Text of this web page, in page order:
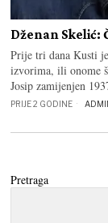
Dženan Skelić:
Prije tri dana Kusti
izvorima, ili onome
Josip zamijenjen
PRIJE 2 GODINE
Pretraga